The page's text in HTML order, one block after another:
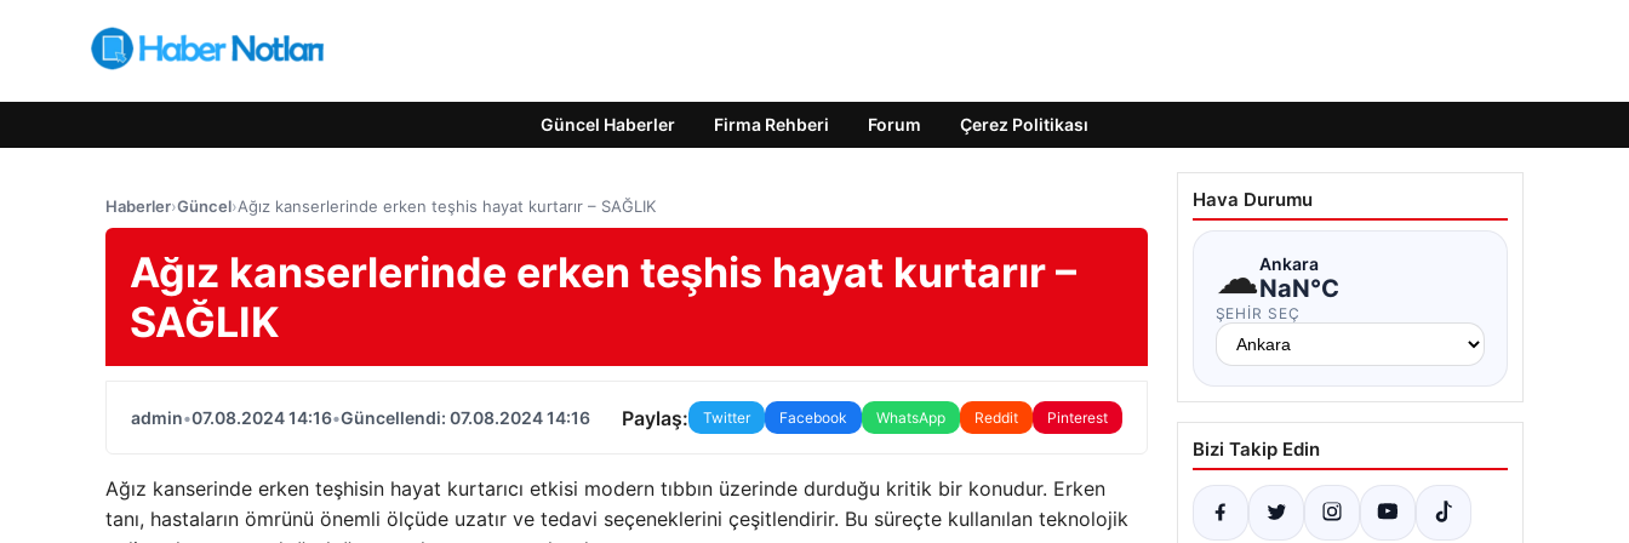
Güncel Haberler Firma Rehberi Forum Çerez Politikası
Haberler›Güncel›Ağız kanserlerinde erken teşhis hayat kurtarır – SAĞLIK
Ağız kanserlerinde erken teşhis hayat kurtarır –
SAĞLIK
admin•07.08.2024 14:16•Güncellendi: 07.08.2024 14:16 Paylaş: Twitter Facebook WhatsApp Reddit Pinterest
Ağız kanserinde erken teşhisin hayat kurtarıcı etkisi modern tıbbın üzerinde durduğu kritik bir konudur. Erken
tanı, hastaların ömrünü önemli ölçüde uzatır ve tedavi seçeneklerini çeşitlendirir. Bu süreçte kullanılan teknolojik
Hava Durumu
☁Ankara
NaN°C
ŞEHIR SEÇ
Bizi Takip Edin